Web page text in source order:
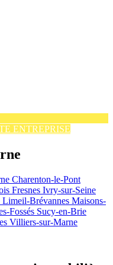
ENTREPRISE
Charenton-le-Pont
Fresnes Ivry-sur-Seine
Limeil-Brévannes Maisons-
Fossés Sucy-en-Brie
Villiers-sur-Marne